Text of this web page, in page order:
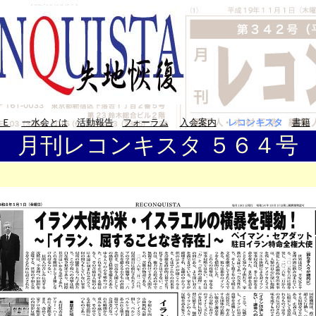
一水会とは 活動報告 フォーラム 入会案内 レコンキスタ 書籍
月刊レコンキスタ ５６４号